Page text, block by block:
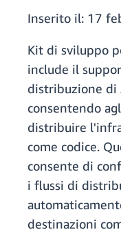
Inserito il: 17
Kit di sviluppo
include il
distribuzione di
consentendo
distribuire
come codice.
consente di
i flussi di
destinazioni